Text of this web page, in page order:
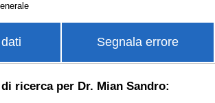
Segnala errore
di ricerca per Dr. Mian Sandro: